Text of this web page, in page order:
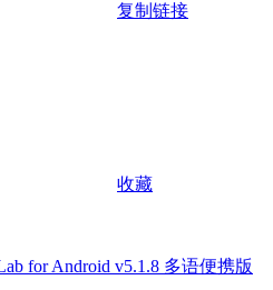
复制链接
收藏
for Android v5.1.8 多语便携版